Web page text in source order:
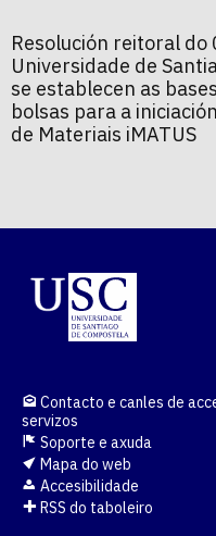
Resolución reitoral do
Universidade de
se establecen as
bolsas para a
de Materiais iMATUS
Contacto e canles de
servizos
Soporte e axuda
Mapa do web
Accesibilidade
RSS do taboleiro